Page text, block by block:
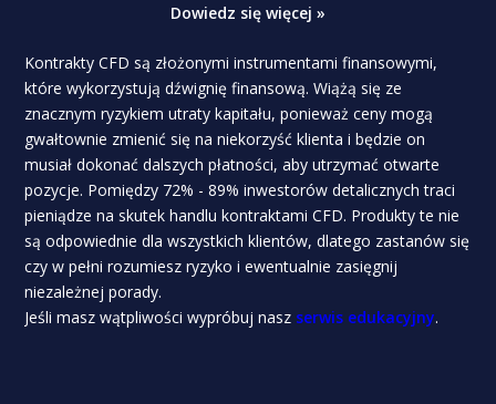
Dowiedz się więcej »
Kontrakty CFD są złożonymi instrumentami finansowymi,
które wykorzystują dźwignię finansową. Wiążą się ze
znacznym ryzykiem utraty kapitału, ponieważ ceny mogą
gwałtownie zmienić się na niekorzyść klienta i będzie on
musiał dokonać dalszych płatności, aby utrzymać otwarte
pozycje. Pomiędzy 72% - 89% inwestorów detalicznych traci
pieniądze na skutek handlu kontraktami CFD. Produkty te nie
są odpowiednie dla wszystkich klientów, dlatego zastanów się
czy w pełni rozumiesz ryzyko i ewentualnie zasięgnij
niezależnej porady.
Jeśli masz wątpliwości wypróbuj nasz serwis edukacyjny.